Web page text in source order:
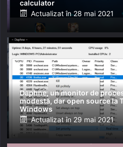
calculator
Posted
on
Actualizat în 28 mai 2021
Daphne, un monitor de
modestă, dar open source la
Windows
Posted
on
Actualizat în 29 mai 2021